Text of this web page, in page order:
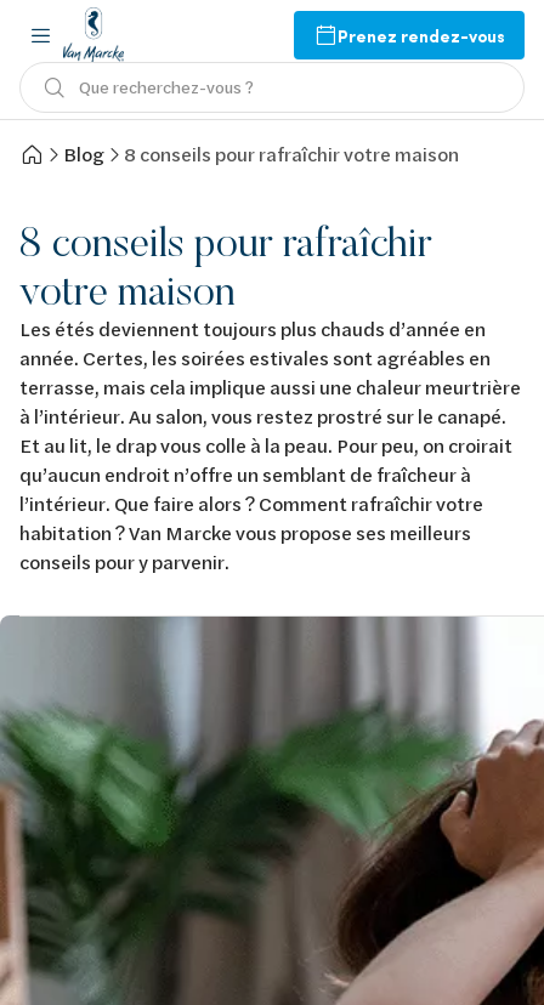
Prenez rendez-vous
Que recherchez-vous ?
Blog 8 conseils pour rafraîchir votre maison
8 conseils pour rafraîchir
votre maison
Les étés deviennent toujours plus chauds d’année en
année. Certes, les soirées estivales sont agréables en
terrasse, mais cela implique aussi une chaleur meurtrière
à l’intérieur. Au salon, vous restez prostré sur le canapé.
Et au lit, le drap vous colle à la peau. Pour peu, on croirait
qu’aucun endroit n’offre un semblant de fraîcheur à
l’intérieur. Que faire alors ? Comment rafraîchir votre
habitation ? Van Marcke vous propose ses meilleurs
conseils pour y parvenir.
Image